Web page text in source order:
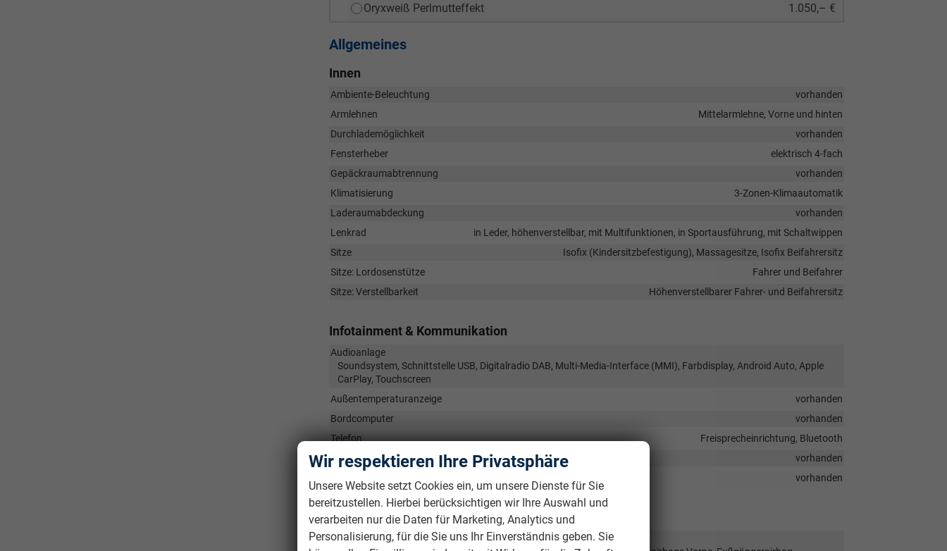
Oryxweiß Perlmutteffekt 1.050,– €
Allgemeines
Innen
Ambiente-Beleuchtung
vorhanden
Armlehnen
Mittelarmlehne, Vorne und hinten
Durchlademöglichkeit
vorhanden
Fensterheber
elektrisch 4-fach
Gepäckraumabtrennung
vorhanden
Klimatisierung
3-Zonen-Klimaautomatik
Laderaumabdeckung
vorhanden
Lenkrad
in Leder, höhenverstellbar, mit Multifunktionen, in Sportausführung, mit Schaltwippen
Sitze
Isofix (Kindersitzbefestigung), Massagesitze, Isofix Beifahrersitz
Sitze: Lordosenstütze
Fahrer und Beifahrer
Sitze: Verstellbarkeit
Höhenverstellbarer Fahrer- und Beifahrersitz
Infotainment & Kommunikation
Audioanlage
Soundsystem, Schnittstelle USB, Digitalradio DAB, Multi-Media-Interface (MMI), Farbdisplay, Android Auto, Apple
CarPlay, Touchscreen
Außentemperaturanzeige
vorhanden
Bordcomputer
vorhanden
Telefon
Freisprecheinrichtung, Bluetooth
Uhr & Drehzahlmesser
vorhanden
vorhanden
Sicherheit & Assistenz
Airbags
Wir respektieren Ihre Privatsphäre
Unsere Website setzt Cookies ein, um unsere Dienste für Sie
bereitzustellen. Hierbei berücksichtigen wir Ihre Auswahl und
verarbeiten nur die Daten für Marketing, Analytics und
Personalisierung, für die Sie uns Ihr Einverständnis geben. Sie